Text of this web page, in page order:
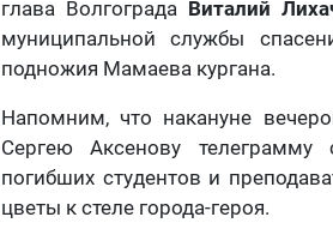
глава Волгограда Виталий
муниципальной службы
подножия Мамаева кургана.
Напомним, что накануне
Сергею Аксенову
погибших студентов и
цветы к стеле города-героя.